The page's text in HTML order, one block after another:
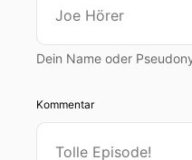
Dein Name oder
Kommentar